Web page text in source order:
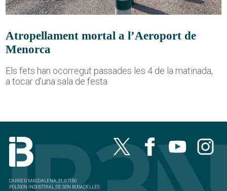
Atropellament mortal a l’Aeroport de
Menorca
Els fets han ocorregut passades les 4 de la matinada,
a tocar d'una sala de festa
CARRER MAGDALENA, 21, 07180
POLÍGON INDUSTRIAL DE SON BUGADELLES